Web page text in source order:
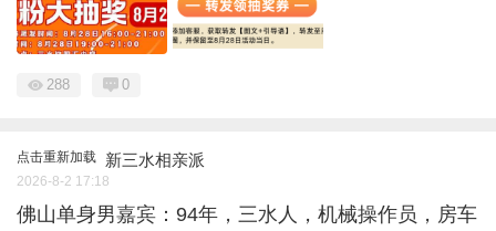
288 0
点击重新加载 新三水相亲派
2026-8-2 17:18
佛山单身男嘉宾：94年，三水人，机械操作员，房车